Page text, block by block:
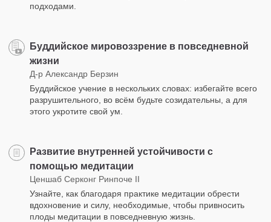
подходами.
Буддийское мировоззрение в повседневной
жизни
Д-р Александр Берзин
Буддийское учение в нескольких словах: избегайте всего
разрушительного, во всём будьте созидательны, а для
этого укротите свой ум.
Развитие внутренней устойчивости с
помощью медитации
Ценшаб Серконг Ринпоче II
Узнайте, как благодаря практике медитации обрести
вдохновение и силу, необходимые, чтобы привносить
плоды медитации в повседневную жизнь.